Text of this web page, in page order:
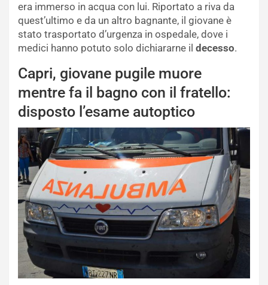
era immerso in acqua con lui. Riportato a riva da
quest’ultimo e da un altro bagnante, il giovane è
stato trasportato d’urgenza in ospedale, dove i
medici hanno potuto solo dichiararne il decesso.
Capri, giovane pugile muore
mentre fa il bagno con il fratello:
disposto l’esame autoptico